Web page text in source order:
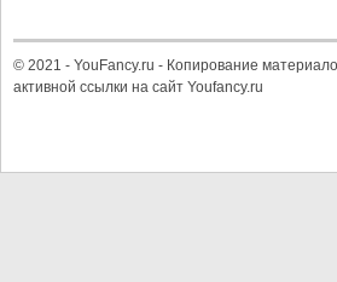
© 2021 - YouFancy.ru - Копирование
активной ссылки на сайт Youfancy.ru